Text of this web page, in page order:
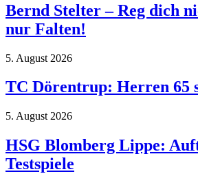
Bernd Stelter – Reg dich
nur Falten!
5. August 2026
TC Dörentrup: Herren 65
5. August 2026
HSG Blomberg Lippe:
Testspiele